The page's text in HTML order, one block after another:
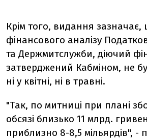
Крім того, видання
фінансового аналізу
та Держмитслужби, діючий
затверджений Кабміном, не
ні у квітні, ні в травні.
"Так, по митниці при плані
обсязі близько 11 млрд.
приблизно 8-8,5 мільярдів", -